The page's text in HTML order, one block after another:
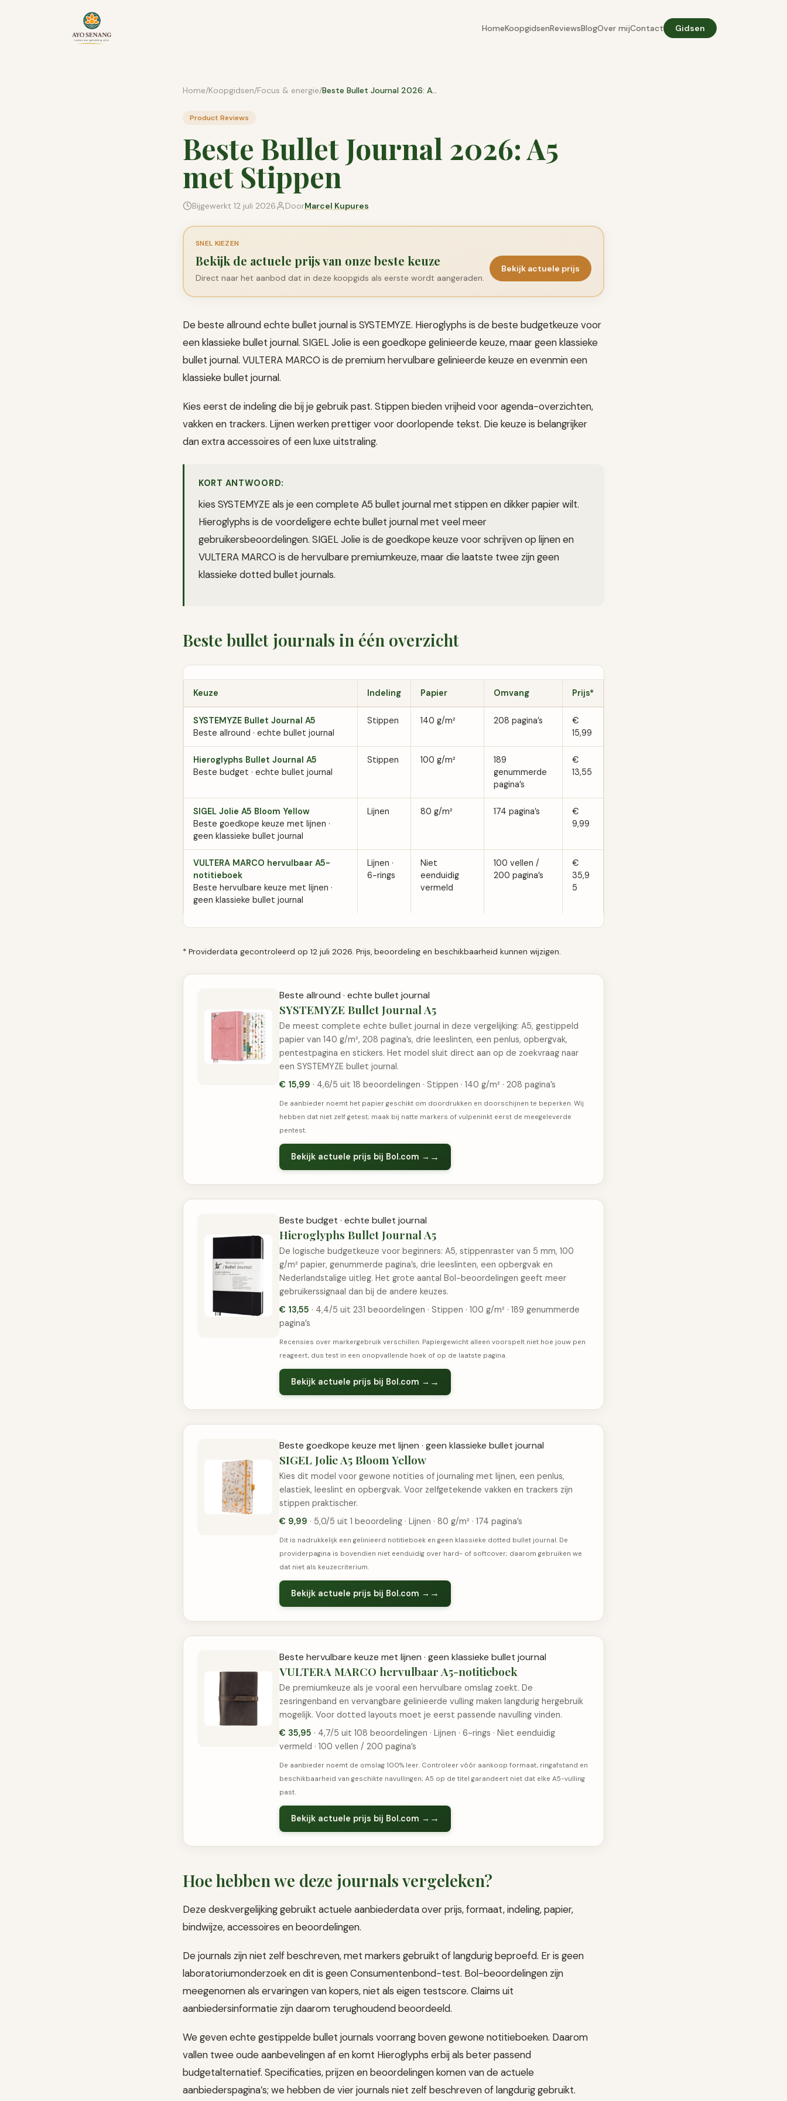
HomeKoopgidsenReviewsBlogOver mijContact Gidsen
Home/Koopgidsen/Focus & energie/ Beste Bullet Journal 2026: A5 met Stippen
Product Reviews
Beste Bullet Journal 2026: A5
met Stippen
Bijgewerkt 12 juli 2026 DoorMarcel Kupures
SNEL KIEZEN
Bekijk de actuele prijs van onze beste keuze
Direct naar het aanbod dat in deze koopgids als eerste wordt aangeraden.
Bekijk actuele prijs
De beste allround echte bullet journal is SYSTEMYZE. Hieroglyphs is de beste budgetkeuze voor
een klassieke bullet journal. SIGEL Jolie is een goedkope gelinieerde keuze, maar geen klassieke
bullet journal. VULTERA MARCO is de premium hervulbare gelinieerde keuze en evenmin een
klassieke bullet journal.
Kies eerst de indeling die bij je gebruik past. Stippen bieden vrijheid voor agenda-overzichten,
vakken en trackers. Lijnen werken prettiger voor doorlopende tekst. Die keuze is belangrijker
dan extra accessoires of een luxe uitstraling.
KORT ANTWOORD:
kies SYSTEMYZE als je een complete A5 bullet journal met stippen en dikker papier wilt.
Hieroglyphs is de voordeligere echte bullet journal met veel meer
gebruikersbeoordelingen. SIGEL Jolie is de goedkope keuze voor schrijven op lijnen en
VULTERA MARCO is de hervulbare premiumkeuze, maar die laatste twee zijn geen
klassieke dotted bullet journals.
Beste bullet journals in één overzicht
Keuze Indeling Papier Omvang Prijs*
SYSTEMYZE Bullet Journal A5
Beste allround · echte bullet journal
Stippen 140 g/m² 208 pagina’s
€
15,99
Hieroglyphs Bullet Journal A5
Beste budget · echte bullet journal
Stippen 100 g/m²
189
genummerde
pagina’s
€
13,55
SIGEL Jolie A5 Bloom Yellow
Beste goedkope keuze met lijnen ·
geen klassieke bullet journal
Lijnen 80 g/m² 174 pagina’s
€
9,99
VULTERA MARCO hervulbaar A5-
notitieboek
Beste hervulbare keuze met lijnen ·
geen klassieke bullet journal
Lijnen ·
6-rings
Niet
eenduidig
vermeld
100 vellen /
200 pagina’s
€
35,9
5
* Providerdata gecontroleerd op 12 juli 2026. Prijs, beoordeling en beschikbaarheid kunnen wijzigen.
Beste allround · echte bullet journal
SYSTEMYZE Bullet Journal A5
De meest complete echte bullet journal in deze vergelijking: A5, gestippeld
papier van 140 g/m², 208 pagina’s, drie leeslinten, een penlus, opbergvak,
pentestpagina en stickers. Het model sluit direct aan op de zoekvraag naar
een SYSTEMYZE bullet journal.
€ 15,99 · 4,6/5 uit 18 beoordelingen · Stippen · 140 g/m² · 208 pagina’s
De aanbieder noemt het papier geschikt om doordrukken en doorschijnen te beperken. Wij
hebben dat niet zelf getest; maak bij natte markers of vulpeninkt eerst de meegeleverde
pentest.
Bekijk actuele prijs bij Bol.com →
Beste budget · echte bullet journal
Hieroglyphs Bullet Journal A5
De logische budgetkeuze voor beginners: A5, stippenraster van 5 mm, 100
g/m² papier, genummerde pagina’s, drie leeslinten, een opbergvak en
Nederlandstalige uitleg. Het grote aantal Bol-beoordelingen geeft meer
gebruikerssignaal dan bij de andere keuzes.
€ 13,55 · 4,4/5 uit 231 beoordelingen · Stippen · 100 g/m² · 189 genummerde
pagina’s
Recensies over markergebruik verschillen. Papiergewicht alleen voorspelt niet hoe jouw pen
reageert, dus test in een onopvallende hoek of op de laatste pagina.
Bekijk actuele prijs bij Bol.com →
Beste goedkope keuze met lijnen · geen klassieke bullet journal
SIGEL Jolie A5 Bloom Yellow
Kies dit model voor gewone notities of journaling met lijnen, een penlus,
elastiek, leeslint en opbergvak. Voor zelfgetekende vakken en trackers zijn
stippen praktischer.
€ 9,99 · 5,0/5 uit 1 beoordeling · Lijnen · 80 g/m² · 174 pagina’s
Dit is nadrukkelijk een gelinieerd notitieboek en geen klassieke dotted bullet journal. De
providerpagina is bovendien niet eenduidig over hard- of softcover; daarom gebruiken we
dat niet als keuzecriterium.
Bekijk actuele prijs bij Bol.com →
Beste hervulbare keuze met lijnen · geen klassieke bullet journal
VULTERA MARCO hervulbaar A5-notitieboek
De premiumkeuze als je vooral een hervulbare omslag zoekt. De
zesringenband en vervangbare gelinieerde vulling maken langdurig hergebruik
mogelijk. Voor dotted layouts moet je eerst passende navulling vinden.
€ 35,95 · 4,7/5 uit 108 beoordelingen · Lijnen · 6-rings · Niet eenduidig
vermeld · 100 vellen / 200 pagina’s
De aanbieder noemt de omslag 100% leer. Controleer vóór aankoop formaat, ringafstand en
beschikbaarheid van geschikte navullingen; A5 op de titel garandeert niet dat elke A5-vulling
past.
Bekijk actuele prijs bij Bol.com →
Hoe hebben we deze journals vergeleken?
Deze deskvergelijking gebruikt actuele aanbiederdata over prijs, formaat, indeling, papier,
bindwijze, accessoires en beoordelingen.
De journals zijn niet zelf beschreven, met markers gebruikt of langdurig beproefd. Er is geen
laboratoriumonderzoek en dit is geen Consumentenbond-test. Bol-beoordelingen zijn
meegenomen als ervaringen van kopers, niet als eigen testscore. Claims uit
aanbiedersinformatie zijn daarom terughoudend beoordeeld.
We geven echte gestippelde bullet journals voorrang boven gewone notitieboeken. Daarom
vallen twee oude aanbevelingen af en komt Hieroglyphs erbij als beter passend
budgetalternatief. Specificaties, prijzen en beoordelingen komen van de actuele
aanbiederspagina’s; we hebben de vier journals niet zelf beschreven of langdurig gebruikt.